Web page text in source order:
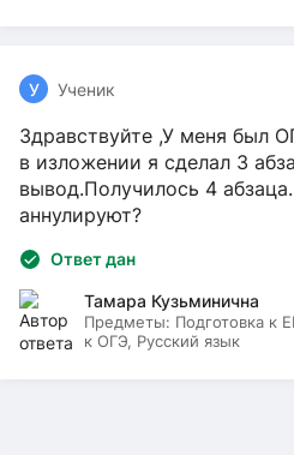
У Ученик
Здравствуйте ,У меня был
в изложении я сделал 3
вывод.Получилось 4
аннулируют?
Ответ дан
Тамара Кузьминична
Предметы: Подготовка к
к ОГЭ, Русский язык